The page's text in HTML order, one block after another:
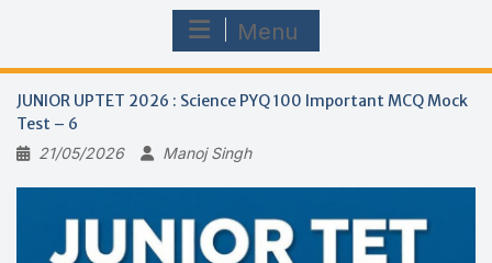
Menu
JUNIOR UPTET 2026 : Science PYQ 100 Important MCQ Mock
Test – 6
21/05/2026 Manoj Singh